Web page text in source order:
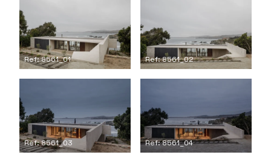
Ref: 8561_01 Ref: 8561_02
Ref: 8561_03 Ref: 8561_04